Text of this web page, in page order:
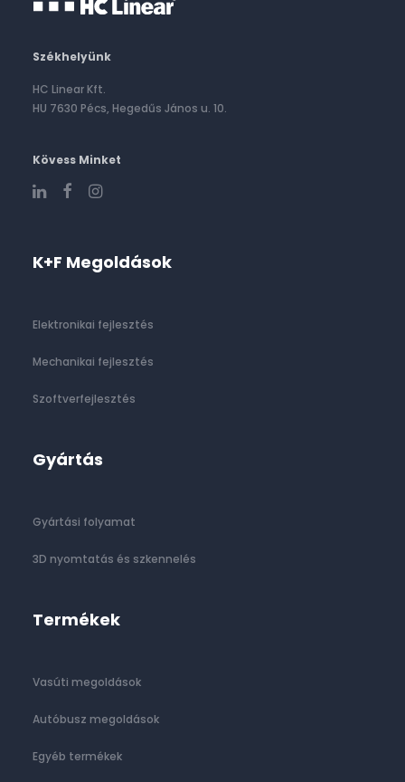
Székhelyünk
HC Linear Kft.
HU 7630 Pécs, Hegedűs János u. 10.
Kövess Minket
K+F Megoldások
Elektronikai fejlesztés
Mechanikai fejlesztés
Szoftverfejlesztés
Gyártás
Gyártási folyamat
3D nyomtatás és szkennelés
Termékek
Vasúti megoldások
Autóbusz megoldások
Egyéb termékek